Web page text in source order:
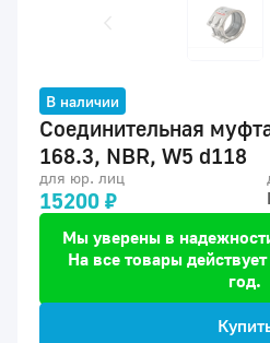
В наличии
Соединительная
168.3, NBR, W5 d118
для юр. лиц
15200 ₽
Мы уверены в
На все товары
год.